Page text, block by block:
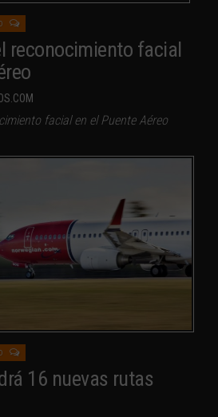
reconocimiento facial
facial en el Puente Aéreo
16 nuevas rutas